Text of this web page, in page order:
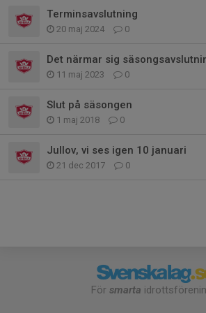
Terminsavslutning
20 maj 2024 0
Det närmar sig
11 maj 2023 0
Slut på säsongen
1 maj 2018 0
Jullov, vi ses igen 10 januari
21 dec 2017 0
För smarta